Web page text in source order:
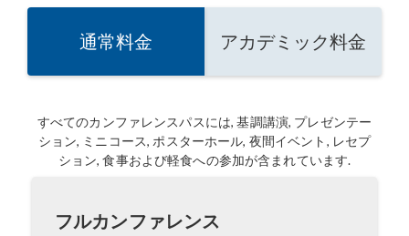
通常料金 アカデミック料金
すべてのカンファレンスパスには, 基調講演, プレゼンテー
ション, ミニコース, ポスターホール, 夜間イベント, レセプ
ション, 食事および軽食への参加が含まれています.
フルカンファレンス